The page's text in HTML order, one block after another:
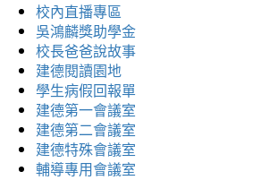
校內直播專區
吳鴻麟獎助學金
校長爸爸說故事
建德閱讀園地
學生病假回報單
建德第一會議室
建德第二會議室
建德特殊會議室
輔導專用會議室